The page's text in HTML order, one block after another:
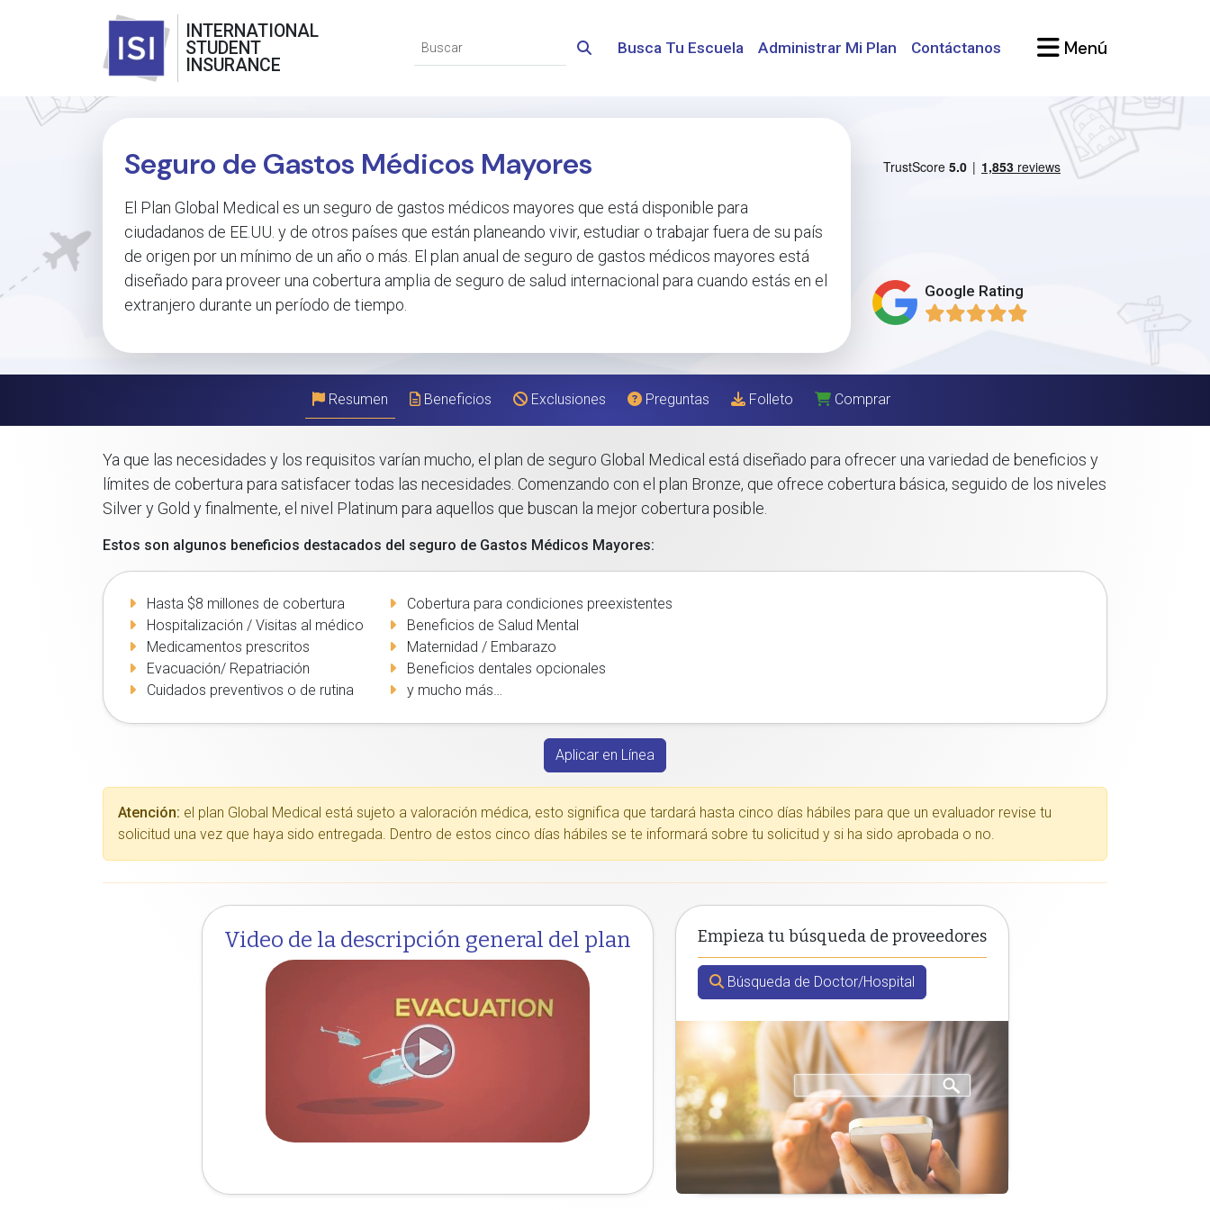
INTERNATIONAL
STUDENT
INSURANCE
Busca Tu Escuela Administrar Mi Plan Contáctanos Menú
Seguro de Gastos Médicos Mayores
El Plan Global Medical es un seguro de gastos médicos mayores que está disponible para
ciudadanos de EE.UU. y de otros países que están planeando vivir, estudiar o trabajar fuera de su país
de origen por un mínimo de un año o más. El plan anual de seguro de gastos médicos mayores está
diseñado para proveer una cobertura amplia de seguro de salud internacional para cuando estás en el
extranjero durante un período de tiempo.
Google Rating
Resumen Beneficios Exclusiones Preguntas Folleto Comprar
Ya que las necesidades y los requisitos varían mucho, el plan de seguro Global Medical está diseñado para ofrecer una variedad de beneficios y
límites de cobertura para satisfacer todas las necesidades. Comenzando con el plan Bronze, que ofrece cobertura básica, seguido de los niveles
Silver y Gold y finalmente, el nivel Platinum para aquellos que buscan la mejor cobertura posible.
Estos son algunos beneficios destacados del seguro de Gastos Médicos Mayores:
Hasta $8 millones de cobertura
Hospitalización / Visitas al médico
Medicamentos prescritos
Evacuación/ Repatriación
Cuidados preventivos o de rutina
Cobertura para condiciones preexistentes
Beneficios de Salud Mental
Maternidad / Embarazo
Beneficios dentales opcionales
y mucho más…
Aplicar en Línea
Atención: el plan Global Medical está sujeto a valoración médica, esto significa que tardará hasta cinco días hábiles para que un evaluador revise tu
solicitud una vez que haya sido entregada. Dentro de estos cinco días hábiles se te informará sobre tu solicitud y si ha sido aprobada o no.
Video de la descripción general del plan Empieza tu búsqueda de proveedores
Búsqueda de Doctor/Hospital